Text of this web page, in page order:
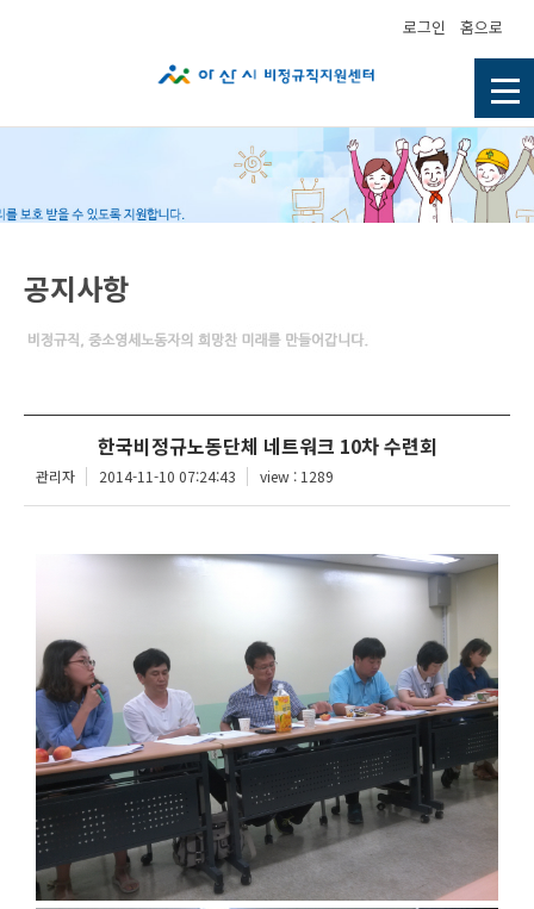
로그인 홈으로
공지사항
한국비정규노동단체 네트워크 10차 수련회
관리자 2014-11-10 07:24:43 view : 1289